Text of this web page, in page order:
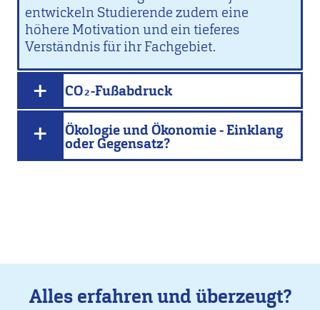
entwickeln Studierende zudem eine
höhere Motivation und ein tieferes
Verständnis für ihr Fachgebiet.
CO₂-Fußabdruck
Ökologie und Ökonomie - Einklang
oder Gegensatz?
Alles erfahren und überzeugt?